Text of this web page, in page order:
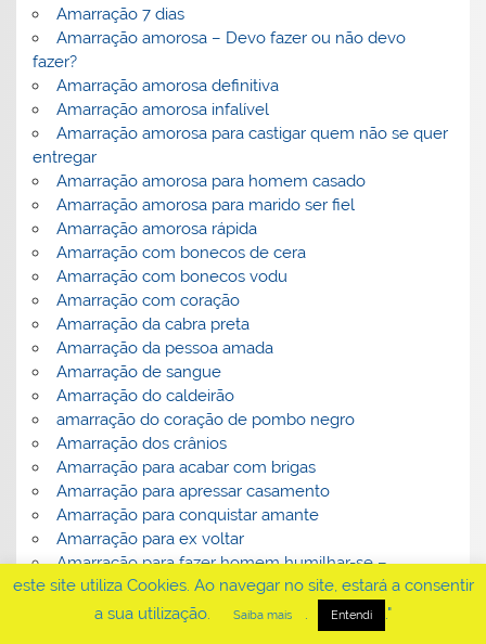
Amarração 7 dias
Amarração amorosa – Devo fazer ou não devo
fazer?
Amarração amorosa definitiva
Amarração amorosa infalível
Amarração amorosa para castigar quem não se quer
entregar
Amarração amorosa para homem casado
Amarração amorosa para marido ser fiel
Amarração amorosa rápida
Amarração com bonecos de cera
Amarração com bonecos vodu
Amarração com coração
Amarração da cabra preta
Amarração da pessoa amada
Amarração de sangue
Amarração do caldeirão
amarração do coração de pombo negro
Amarração dos crânios
Amarração para acabar com brigas
Amarração para apressar casamento
Amarração para conquistar amante
Amarração para ex voltar
Amarração para fazer homem humilhar-se –
amarração para que homem seja fiel
Amarração para pessoas com diferença de idade
Amarração para reacender a paixão
este site utiliza Cookies. Ao navegar no site, estará a consentir
a sua utilização.
Saiba mais . Entendi ."